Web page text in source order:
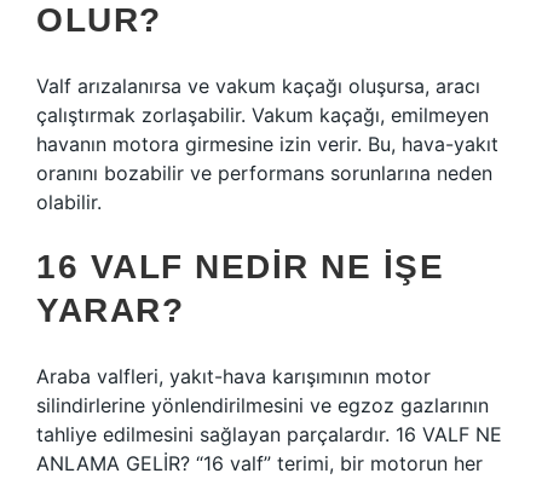
OLUR?
Valf arızalanırsa ve vakum kaçağı oluşursa, aracı
çalıştırmak zorlaşabilir. Vakum kaçağı, emilmeyen
havanın motora girmesine izin verir. Bu, hava-yakıt
oranını bozabilir ve performans sorunlarına neden
olabilir.
16 VALF NEDIR NE IŞE
YARAR?
Araba valfleri, yakıt-hava karışımının motor
silindirlerine yönlendirilmesini ve egzoz gazlarının
tahliye edilmesini sağlayan parçalardır. 16 VALF NE
ANLAMA GELİR? “16 valf” terimi, bir motorun her